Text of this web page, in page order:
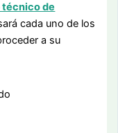
de
cada uno de los
a su